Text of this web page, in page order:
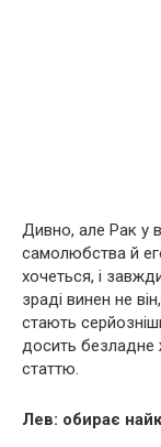
Дивно, але Рак у
самолюбства й
хочеться, і
зраді винен не
стають
досить безладне
статтю.
Лев: обирає